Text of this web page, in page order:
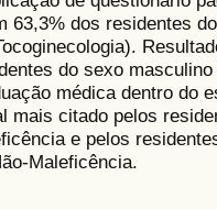
63,3% dos residentes
do sexo
médica dentro do
mais citado pelos
e pelos
Maleficência.